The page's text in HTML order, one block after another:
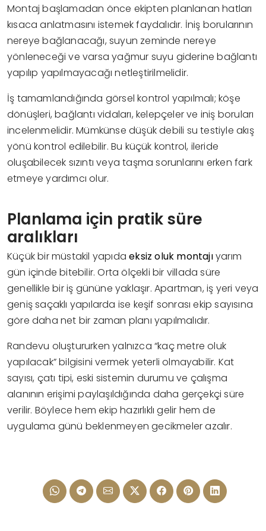
Montaj başlamadan önce ekipten planlanan hatları
kısaca anlatmasını istemek faydalıdır. İniş borularının
nereye bağlanacağı, suyun zeminde nereye
yönleneceği ve varsa yağmur suyu giderine bağlantı
yapılıp yapılmayacağı netleştirilmelidir.
İş tamamlandığında görsel kontrol yapılmalı; köşe
dönüşleri, bağlantı vidaları, kelepçeler ve iniş boruları
incelenmelidir. Mümkünse düşük debili su testiyle akış
yönü kontrol edilebilir. Bu küçük kontrol, ileride
oluşabilecek sızıntı veya taşma sorunlarını erken fark
etmeye yardımcı olur.
Planlama için pratik süre
aralıkları
Küçük bir müstakil yapıdaeksiz oluk montajıyarım
gün içinde bitebilir. Orta ölçekli bir villada süre
genellikle bir iş gününe yaklaşır. Apartman, iş yeri veya
geniş saçaklı yapılarda ise keşif sonrası ekip sayısına
göre daha net bir zaman planı yapılmalıdır.
Randevu oluştururken yalnızca “kaç metre oluk
yapılacak” bilgisini vermek yeterli olmayabilir. Kat
sayısı, çatı tipi, eski sistemin durumu ve çalışma
alanının erişimi paylaşıldığında daha gerçekçi süre
verilir. Böylece hem ekip hazırlıklı gelir hem de
uygulama günü beklenmeyen gecikmeler azalır.